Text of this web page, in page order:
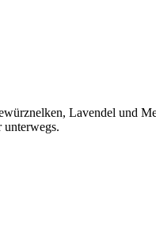
Lavendel und